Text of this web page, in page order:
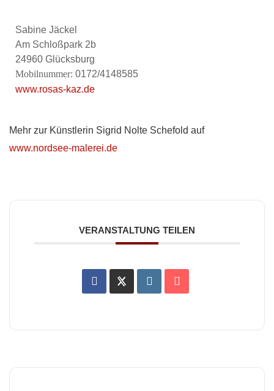
Sabine Jäckel
Am Schloßpark 2b
24960 Glücksburg
Mobilnummer: 0172/4148585
www.rosas-kaz.de
Mehr zur Künstlerin Sigrid Nolte Schefold auf
www.nordsee-malerei.de
VERANSTALTUNG TEILEN